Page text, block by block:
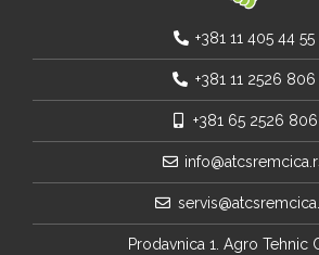
+381 11 405 44 55
+381 11 2526 806
+381 65 2526 806
Prodavnica 1. Agro Tehnic